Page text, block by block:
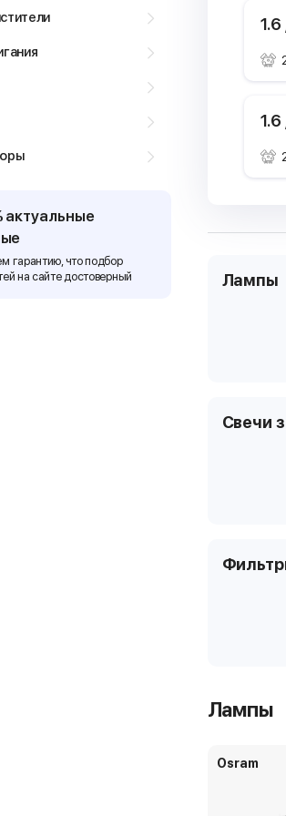
актуальные
гарантию, что подбор
на сайте достоверный
Лампы
Свечи
Лампы
Osram